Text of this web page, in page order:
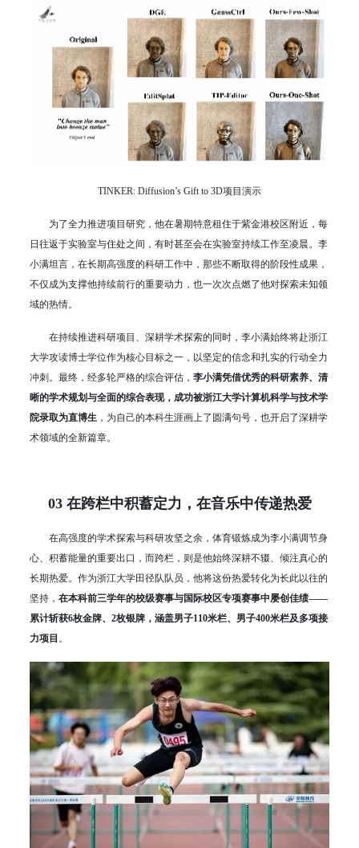
TINKER: Diffusion’s Gift to 3D项目演示
为了全力推进项目研究，他在暑期特意租住于紫金港校区附近，每
日往返于实验室与住处之间，有时甚至会在实验室持续工作至凌晨。李
小满坦言，在长期高强度的科研工作中，那些不断取得的阶段性成果，
不仅成为支撑他持续前行的重要动力，也一次次点燃了他对探索未知领
域的热情。
在持续推进科研项目、深耕学术探索的同时，李小满始终将赴浙江
大学攻读博士学位作为核心目标之一，以坚定的信念和扎实的行动全力
冲刺。最终，经多轮严格的综合评估， 李小满凭借优秀的科研素养、清
晰的学术规划与全面的综合表现，成功被浙江大学计算机科学与技术学
院录取为直博生，为自己的本科生涯画上了圆满句号，也开启了深耕学
术领域的全新篇章。
03 在跨栏中积蓄定力，在音乐中传递热爱
在高强度的学术探索与科研攻坚之余，体育锻炼成为李小满调节身
心、积蓄能量的重要出口，而跨栏，则是他始终深耕不辍、倾注真心的
长期热爱。作为浙江大学田径队队员，他将这份热爱转化为长此以往的
坚持， 在本科前三学年的校级赛事与国际校区专项赛事中屡创佳绩——
累计斩获6枚金牌、2枚银牌，涵盖男子110米栏、男子400米栏及多项接
力项目 。